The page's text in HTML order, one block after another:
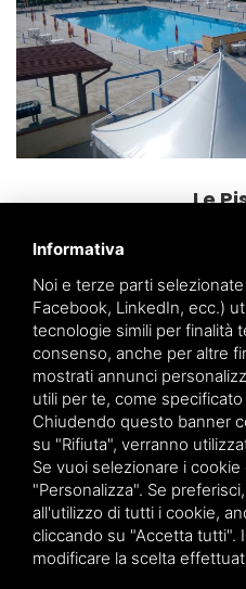
Le
CHI SIAMO PISTA
GARE
FAQ
Sitemap
via Sfondrabò, n°46/a,
3475924307 340 58-07-
Informativa
Noi e terze parti
Facebook, LinkedIn, ecc.)
tecnologie simili per finalità
consenso, anche per altre
mostrati annunci
utili per te, come specificato
Chiudendo questo banner
su "Rifiuta", verranno
Se vuoi selezionare i cookie
"Personalizza". Se
all'utilizzo di tutti i cookie,
cliccando su "Accetta tutti".
modificare la scelta